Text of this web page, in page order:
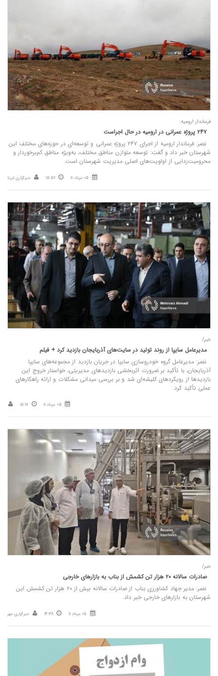
فرماندار ارومیه:
نصر: فرماندار ارومیه از اجرای ۲۴۷ پروژه عمرانی و توسعه‌ای در حوزه‌های مختلف این
شهرستان خبر داد و گفت: توسعه متوازن مناطق مختلف، به‌ویژه مناطق کم‌برخوردار و
محرومیت‌زدایی از اولویت‌های اصلی مدیریت شهرستان است.
05 مرداد 11 15:52 خبرگزاری ایرنا
خبر/
مدیرعامل سایپا از روند تولید در سایت‌های آذربایجان بازدید کرد + فیلم
نصر: مدیرعامل گروه خودروسازی سایپا در جریان بازدید از مجموعه‌های سایپا
آذربایجان، با تأکید بر ضرورت اثربخشی بازدیدهای مدیریتی، خواستار خروج این
بازدیدها از رویکردهای کلیشه‌ای شد و بر بررسی میدانی مشکلات و ارائه راهکارهای
عملی تأکید کرد.
05 مرداد 11 15:17
خبر/
صادرات سالانه ۲۰ هزار تن کشمش از بناب به بازارهای خارجی
نصر: مدیر جهاد کشاورزی بناب از صادرات سالانه بیش از ۲۰ هزار تن کشمش این
شهرستان به بازارهای خارجی خبر داد.
05 مرداد 11 14:38 خبرگزاری مهر